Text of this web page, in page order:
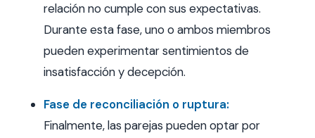
relación no cumple con sus expectativas.
Durante esta fase, uno o ambos miembros
pueden experimentar sentimientos de
insatisfacción y decepción.
Fase de reconciliación o ruptura:
Finalmente, las parejas pueden optar por